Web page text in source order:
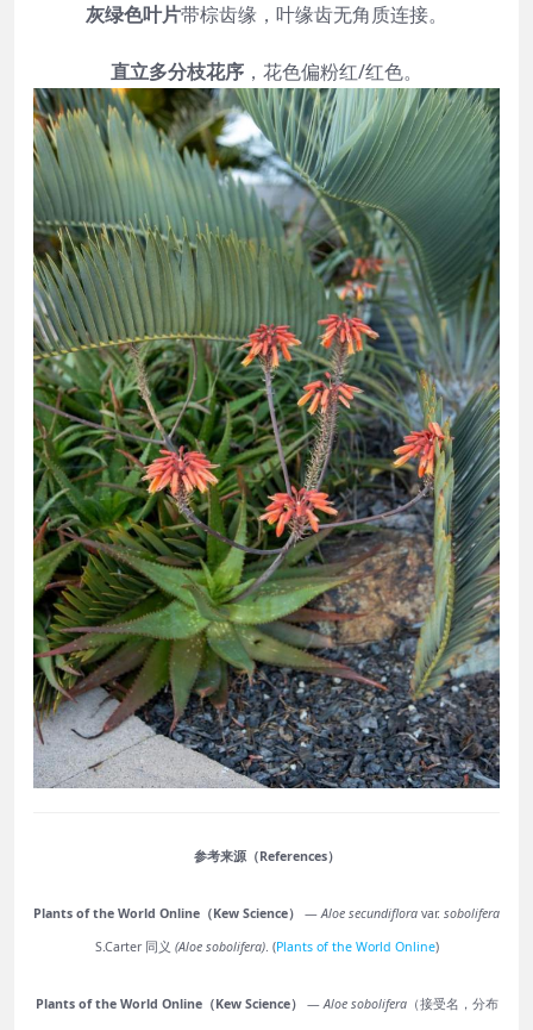
灰绿色叶片带棕齿缘，叶缘齿无角质连接。
直立多分枝花序 ，花色偏粉红/红色。
参考来源（References）
Plants of the World Online（Kew Science） — Aloe secundiflora var. sobolifera
S.Carter 同义 (Aloe sobolifera). (Plants of the World Online)
Plants of the World Online（Kew Science） — Aloe sobolifera（接受名，分布